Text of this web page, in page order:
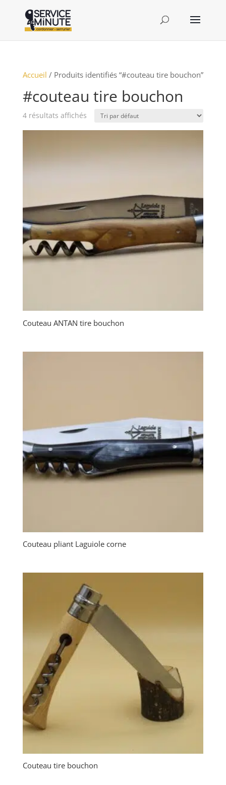
Accueil / Produits identifiés “#couteau tire bouchon”
#couteau tire bouchon
4 résultats affichés
Couteau ANTAN tire bouchon
Couteau pliant Laguiole corne
Couteau tire bouchon